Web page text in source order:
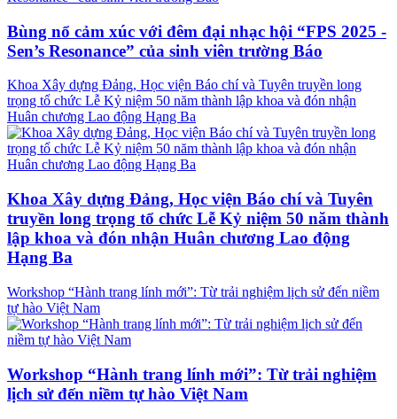
Bùng nổ cảm xúc với đêm đại nhạc hội “FPS 2025 -
Sen’s Resonance” của sinh viên trường Báo
Khoa Xây dựng Đảng, Học viện Báo chí và Tuyên truyền long
trọng tổ chức Lễ Kỷ niệm 50 năm thành lập khoa và đón nhận
Huân chương Lao động Hạng Ba
Khoa Xây dựng Đảng, Học viện Báo chí và Tuyên
truyền long trọng tổ chức Lễ Kỷ niệm 50 năm thành
lập khoa và đón nhận Huân chương Lao động
Hạng Ba
Workshop “Hành trang lính mới”: Từ trải nghiệm lịch sử đến niềm
tự hào Việt Nam
Workshop “Hành trang lính mới”: Từ trải nghiệm
lịch sử đến niềm tự hào Việt Nam